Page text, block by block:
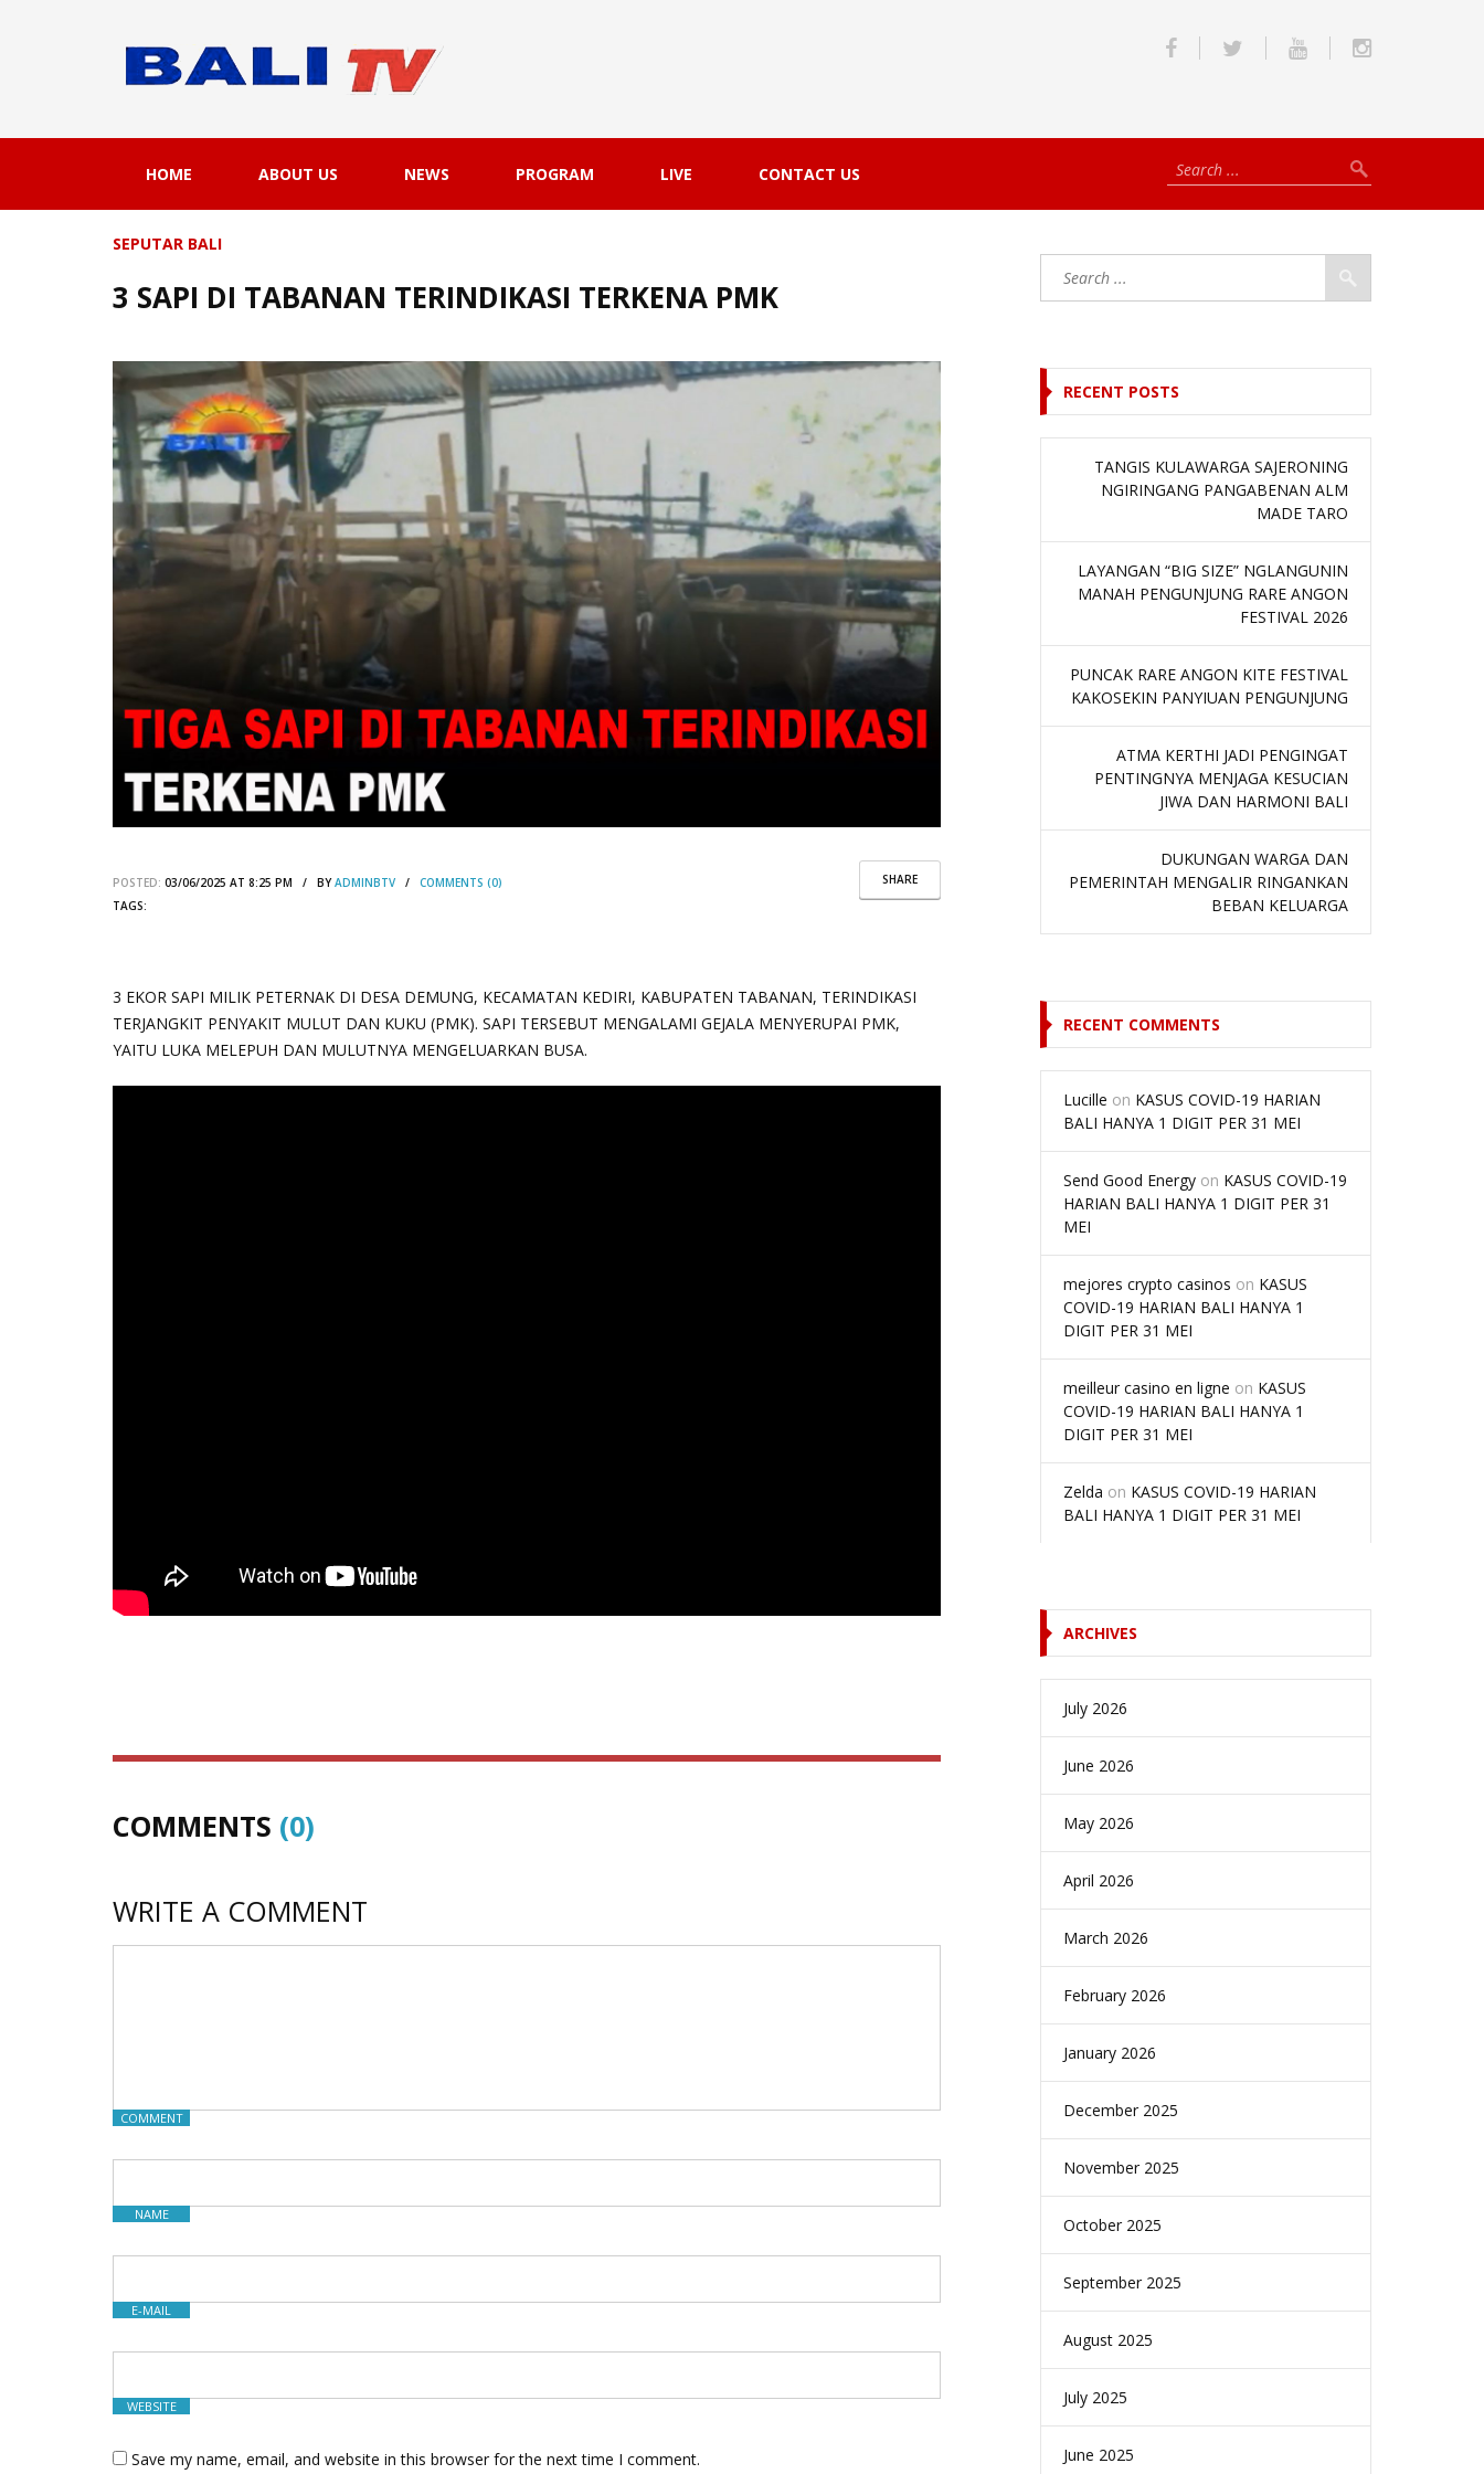
HOME ABOUT US NEWS PROGRAM LIVE CONTACT US
SEPUTAR BALI
3 SAPI DI TABANAN TERINDIKASI TERKENA PMK
SHARE
POSTED: 03/06/2025 AT 8:25 PM / BYADMINBTV / COMMENTS (0)
TAGS:
3 EKOR SAPI MILIK PETERNAK DI DESA DEMUNG, KECAMATAN KEDIRI, KABUPATEN TABANAN, TERINDIKASI
TERJANGKIT PENYAKIT MULUT DAN KUKU (PMK). SAPI TERSEBUT MENGALAMI GEJALA MENYERUPAI PMK,
YAITU LUKA MELEPUH DAN MULUTNYA MENGELUARKAN BUSA.
COMMENTS (0)
WRITE A COMMENT
COMMENT
NAME
E-MAIL
WEBSITE
Save my name, email, and website in this browser for the next time I comment.
RECENT POSTS
TANGIS KULAWARGA SAJERONING
NGIRINGANG PANGABENAN ALM
MADE TARO
LAYANGAN “BIG SIZE” NGLANGUNIN
MANAH PENGUNJUNG RARE ANGON
FESTIVAL 2026
PUNCAK RARE ANGON KITE FESTIVAL
KAKOSEKIN PANYIUAN PENGUNJUNG
ATMA KERTHI JADI PENGINGAT
PENTINGNYA MENJAGA KESUCIAN
JIWA DAN HARMONI BALI
DUKUNGAN WARGA DAN
PEMERINTAH MENGALIR RINGANKAN
BEBAN KELUARGA
RECENT COMMENTS
Lucille on KASUS COVID-19 HARIAN
BALI HANYA 1 DIGIT PER 31 MEI
Send Good Energy on KASUS COVID-19
HARIAN BALI HANYA 1 DIGIT PER 31
MEI
mejores crypto casinos on KASUS
COVID-19 HARIAN BALI HANYA 1
DIGIT PER 31 MEI
meilleur casino en ligne on KASUS
COVID-19 HARIAN BALI HANYA 1
DIGIT PER 31 MEI
Zelda on KASUS COVID-19 HARIAN
BALI HANYA 1 DIGIT PER 31 MEI
ARCHIVES
July 2026
June 2026
May 2026
April 2026
March 2026
February 2026
January 2026
December 2025
November 2025
October 2025
September 2025
August 2025
July 2025
June 2025